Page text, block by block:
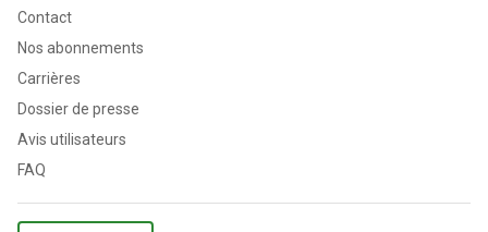
Contact
Nos abonnements
Carrières
Dossier de presse
Avis utilisateurs
FAQ